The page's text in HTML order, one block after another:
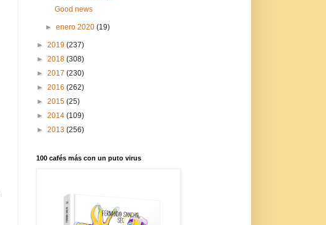
Good news
►enero 2020(19)
► 2019 (237)
► 2018 (308)
► 2017 (230)
► 2016 (262)
► 2015 (25)
► 2014 (109)
► 2013 (256)
100 cafés más con un puto virus